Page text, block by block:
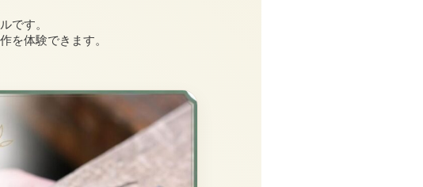
です。
を体験できます。